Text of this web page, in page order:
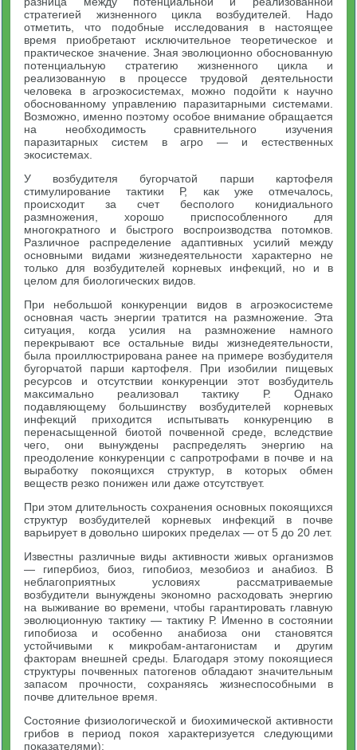
стратегией жизненного цикла возбудителей. Надо
отметить, что подобные исследования в настоящее
время приобретают исключительное теоретическое и
практическое значение. Зная эволюционно обоснованную
потенциальную стратегию жизненного цикла и
реализованную в процессе трудовой деятельности
человека в агроэкосистемах, можно подойти к научно
обоснованному управлению паразитарными системами.
Возможно, именно поэтому особое внимание обращается
на необходимость сравнительного изучения
паразитарных систем в агро — и естественных
экосистемах.
У возбудителя бугорчатой парши картофеля
стимулирование тактики Р, как уже отмечалось,
происходит за счет бесполого конидиального
размножения, хорошо приспособленного для
многократного и быстрого воспроизводства потомков.
Различное распределение адаптивных усилий между
основными видами жизнедеятельности характерно не
только для возбудителей корневых инфекций, но и в
целом для биологических видов.
При небольшой конкуренции видов в агроэкосистеме
основная часть энергии тратится на размножение. Эта
ситуация, когда усилия на размножение намного
перекрывают все остальные виды жизнедеятельности,
была проиллюстрирована ранее на примере возбудителя
бугорчатой парши картофеля. При изобилии пищевых
ресурсов и отсутствии конкуренции этот возбудитель
максимально реализовал тактику Р. Однако
подавляющему большинству возбудителей корневых
инфекций приходится испытывать конкуренцию в
перенасыщенной биотой почвенной среде, вследствие
чего, они вынуждены распределять энергию на
преодоление конкуренции с сапротрофами в почве и на
выработку покоящихся структур, в которых обмен
веществ резко понижен или даже отсутствует.
При этом длительность сохранения основных покоящихся
структур возбудителей корневых инфекций в почве
варьирует в довольно широких пределах — от 5 до 20 лет.
Известны различные виды активности живых организмов
— гипербиоз, биоз, гипобиоз, мезобиоз и анабиоз. В
неблагоприятных условиях рассматриваемые
возбудители вынуждены экономно расходовать энергию
на выживание во времени, чтобы гарантировать главную
эволюционную тактику — тактику Р. Именно в состоянии
гипобиоза и особенно анабиоза они становятся
устойчивыми к микробам-антагонистам и другим
факторам внешней среды. Благодаря этому покоящиеся
структуры почвенных патогенов обладают значительным
запасом прочности, сохраняясь жизнеспособными в
почве длительное время.
Состояние физиологической и биохимической активности
грибов в период покоя характеризуется следующими
показателями):